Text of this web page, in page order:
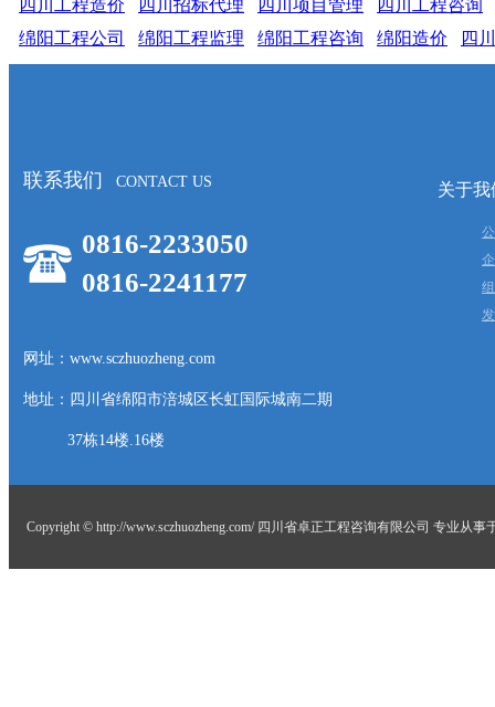
四川工程造价 四川招标代理 四川项目管理
四川工程咨询
绵阳工程公司
绵阳工程监理 绵阳工程咨询 绵阳造价 四
联系我们 CONTACT US
0816-2233050
0816-2241177
网址：www.sczhuozheng.com
地址：四川省绵阳市涪城区长虹国际城南二期
37栋14楼.16楼
关于我
Copyright © http://www.sczhuozheng.com/ 四川省卓正工程咨询有限公司 专业从事